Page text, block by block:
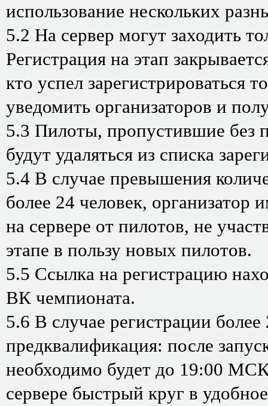
использование нескольких
5.2 На сервер могут заходить
Регистрация на этап
кто успел зарегистрироваться
уведомить организаторов и
5.3 Пилоты, пропустившие без
будут удаляться из списка
5.4 В случае превышения
более 24 человек, организатор
на сервере от пилотов, не
этапе в пользу новых пилотов.
5.5 Ссылка на регистрацию
ВК чемпионата.
5.6 В случае регистрации
предквалификация: после
необходимо будет до 19:00 МСК
сервере быстрый круг в